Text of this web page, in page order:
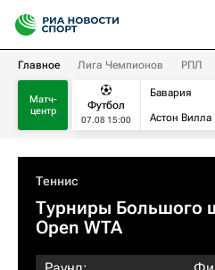
Главное Лига Чемпионов РПЛ
Матч-
центр
Футбол
07.08 15:00
Бавария
Астон Вилла
Теннис
Турниры Большого
Open WTA